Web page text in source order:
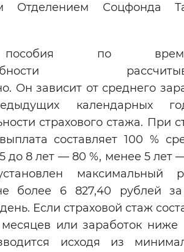
Отделением Соцфонда
по
Он зависит от среднего
календарных
страхового стажа. При
составляет 100 %
до 8 лет — 80 %, менее 5 лет
максимальный
более 6 827,40 рублей
Если страховой стаж
или заработок
исходя из